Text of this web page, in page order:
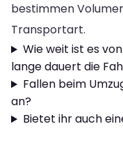
bestimmen
Transportart.
Wie weit ist es
lange dauert die
Fallen beim
an?
Bietet ihr auch